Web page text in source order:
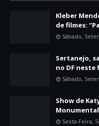
Kleber
de filmes:
Sábado,
Sertanejo,
no DF neste
Sábado,
Show de
Sexta-Feira,